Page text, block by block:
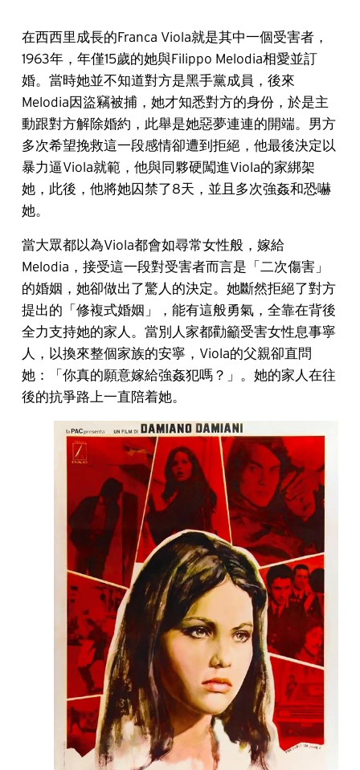
在西西里成長的Franca Viola就是其中一個受害者，
1963年，年僅15歲的她與Filippo Melodia相愛並訂
婚。當時她並不知道對方是黑手黨成員，後來
Melodia因盜竊被捕，她才知悉對方的身份，於是主
動跟對方解除婚約，此舉是她惡夢連連的開端。男方
多次希望挽救這一段感情卻遭到拒絕，他最後決定以
暴力逼Viola就範，他與同夥硬闖進Viola的家綁架
她，此後，他將她囚禁了8天，並且多次強姦和恐嚇
她。
當大眾都以為Viola都會如尋常女性般，嫁給
Melodia，接受這一段對受害者而言是「二次傷害」
的婚姻，她卻做出了驚人的決定。她斷然拒絕了對方
提出的「修複式婚姻」，能有這般勇氣，全靠在背後
全力支持她的家人。當別人家都勸籲受害女性息事寧
人，以換來整個家族的安寧，Viola的父親卻直問
她：「你真的願意嫁給強姦犯嗎？」。她的家人在往
後的抗爭路上一直陪着她。